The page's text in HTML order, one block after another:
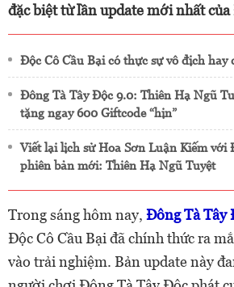
đặc biệt từ lần update mới nhất
Độc Cô Cầu Bại có thực sự vô địch hay
Đông Tà Tây Độc 9.0: Thiên Hạ Ngũ
tặng ngay 600 Giftcode “hịn”
Viết lại lịch sử Hoa Sơn Luận Kiếm với
phiên bản mới: Thiên Hạ Ngũ Tuyệt
Trong sáng hôm nay, Đông Tà Tây
Độc Cô Cầu Bại đã chính thức ra
vào trải nghiệm. Bản update này